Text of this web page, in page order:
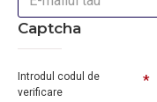
Captcha
Introdul codul de
verificare